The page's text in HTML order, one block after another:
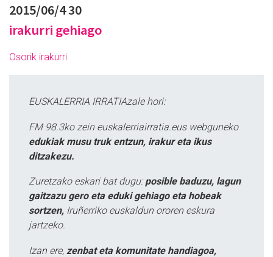
2015/06/4 30
irakurri gehiago
Osorik irakurri
EUSKALERRIA IRRATIAzale hori:
FM 98.3ko zein euskalerriairratia.eus webguneko
edukiak musu truk entzun, irakur eta ikus
ditzakezu.
Zuretzako eskari bat dugu: posible baduzu, lagun
gaitzazu gero eta eduki gehiago eta hobeak
sortzen, Iruñerriko euskaldun ororen eskura
jartzeko.
Izan ere, zenbat eta komunitate handiagoa,